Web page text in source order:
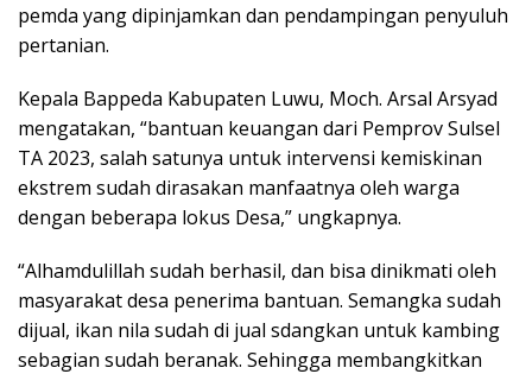
pemda yang dipinjamkan dan pendampingan penyuluh
pertanian.
Kepala Bappeda Kabupaten Luwu, Moch. Arsal Arsyad
mengatakan, “bantuan keuangan dari Pemprov Sulsel
TA 2023, salah satunya untuk intervensi kemiskinan
ekstrem sudah dirasakan manfaatnya oleh warga
dengan beberapa lokus Desa,” ungkapnya.
“Alhamdulillah sudah berhasil, dan bisa dinikmati oleh
masyarakat desa penerima bantuan. Semangka sudah
dijual, ikan nila sudah di jual sdangkan untuk kambing
sebagian sudah beranak. Sehingga membangkitkan